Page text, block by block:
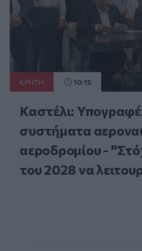
ΚΡΗΤΗ 10:15
Καστέλι:
συστήματα
αεροδρομίου -
του 2028 να